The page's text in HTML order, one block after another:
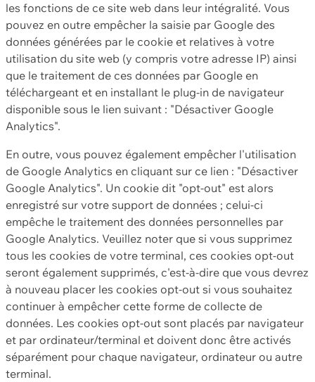
les fonctions de ce site web dans leur intégralité. Vous
pouvez en outre empêcher la saisie par Google des
données générées par le cookie et relatives à votre
utilisation du site web (y compris votre adresse IP) ainsi
que le traitement de ces données par Google en
téléchargeant et en installant le plug-in de navigateur
disponible sous le lien suivant : "Désactiver Google
Analytics".
En outre, vous pouvez également empêcher l'utilisation
de Google Analytics en cliquant sur ce lien : "Désactiver
Google Analytics". Un cookie dit "opt-out" est alors
enregistré sur votre support de données ; celui-ci
empêche le traitement des données personnelles par
Google Analytics. Veuillez noter que si vous supprimez
tous les cookies de votre terminal, ces cookies opt-out
seront également supprimés, c'est-à-dire que vous devrez
à nouveau placer les cookies opt-out si vous souhaitez
continuer à empêcher cette forme de collecte de
données. Les cookies opt-out sont placés par navigateur
et par ordinateur/terminal et doivent donc être activés
séparément pour chaque navigateur, ordinateur ou autre
terminal.